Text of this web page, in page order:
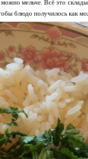
мельче. Всё это
блюдо получилось как